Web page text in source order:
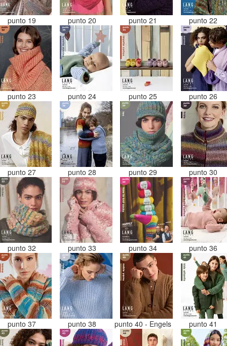
punto 19 punto 20 punto 21 punto 22
punto 23 punto 24 punto 25 punto 26
punto 27 punto 28 punto 29 punto 30
punto 32 punto 33 punto 34 punto 36
punto 37 punto 38 punto 40 - Engels punto 41